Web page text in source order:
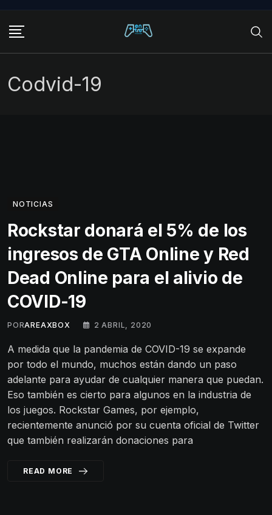
content
Codvid-19
NOTICIAS
Rockstar donará el 5% de los
ingresos de GTA Online y Red
Dead Online para el alivio de
COVID-19
PORAREAXBOX 2 ABRIL, 2020
A medida que la pandemia de COVID-19 se expande
por todo el mundo, muchos están dando un paso
adelante para ayudar de cualquier manera que puedan.
Eso también es cierto para algunos en la industria de
los juegos. Rockstar Games, por ejemplo,
recientemente anunció por su cuenta oficial de Twitter
que también realizarán donaciones para
READ MORE